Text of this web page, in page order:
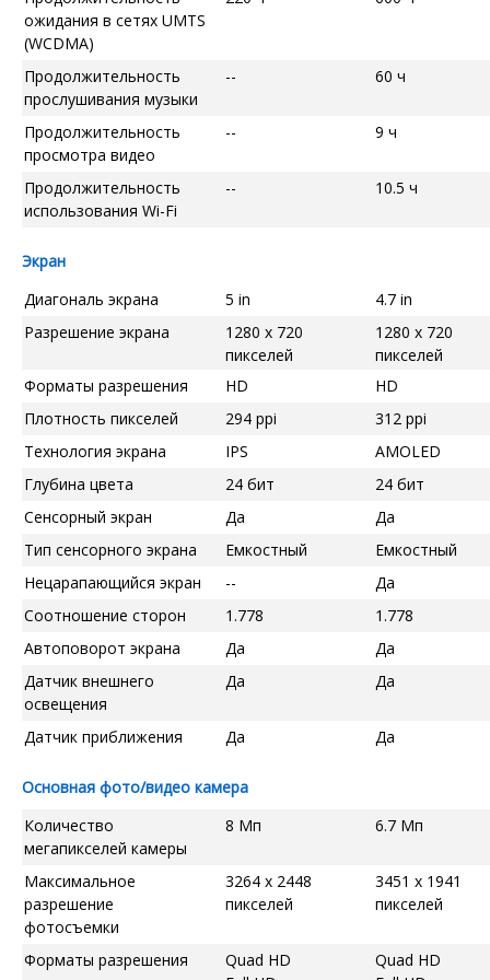
ожидания в сетях UMTS
(WCDMA)
Продолжительность
прослушивания музыки
-- 60 ч
Продолжительность
просмотра видео
-- 9 ч
Продолжительность
использования Wi-Fi
-- 10.5 ч
Экран
Диагональ экрана
5 in
4.7 in
Разрешение экрана
1280 x 720
пикселей
1280 x 720
пикселей
Форматы разрешения
HD
HD
Плотность пикселей
294 ppi
312 ppi
Технология экрана
IPS
AMOLED
Глубина цвета
24 бит
24 бит
Сенсорный экран
Да
Да
Тип сенсорного экрана
Емкостный
Емкостный
Нецарапающийся экран
--
Да
Соотношение сторон
1.778
1.778
Автоповорот экрана
Да
Да
Датчик внешнего
освещения
Да Да
Датчик приближения Да Да
Основная фото/видео камера
Количество
мегапикселей камеры
8 Мп 6.7 Мп
Максимальное
разрешение
фотосъемки
3264 x 2448
пикселей
3451 x 1941
пикселей
Форматы разрешения
Quad HD
Quad HD